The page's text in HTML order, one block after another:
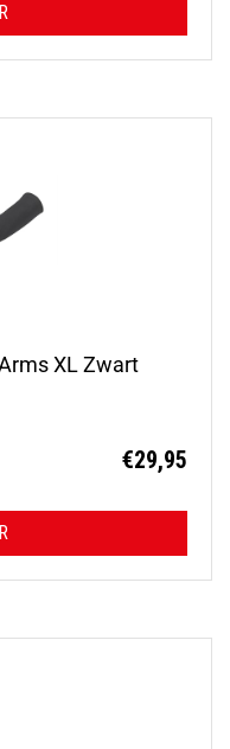
XL Zwart
€29,95